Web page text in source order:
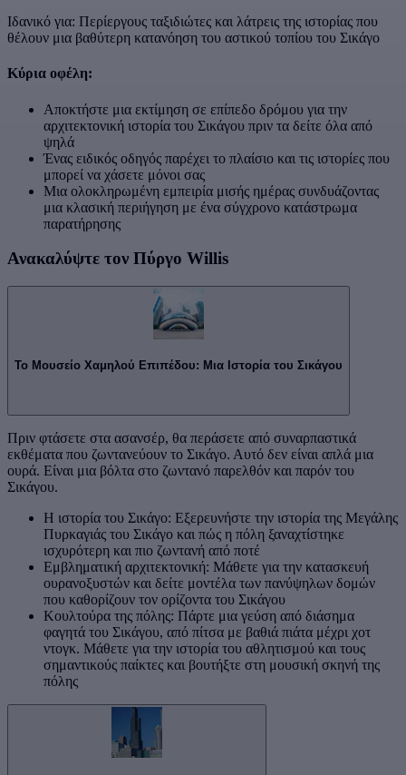
Ιδανικό για: Περίεργους ταξιδιώτες και λάτρεις της ιστορίας που
θέλουν μια βαθύτερη κατανόηση του αστικού τοπίου του Σικάγο
Κύρια οφέλη:
Αποκτήστε μια εκτίμηση σε επίπεδο δρόμου για την
αρχιτεκτονική ιστορία του Σικάγου πριν τα δείτε όλα από
ψηλά
Ένας ειδικός οδηγός παρέχει το πλαίσιο και τις ιστορίες που
μπορεί να χάσετε μόνοι σας
Μια ολοκληρωμένη εμπειρία μισής ημέρας συνδυάζοντας
μια κλασική περιήγηση με ένα σύγχρονο κατάστρωμα
παρατήρησης
Ανακαλύψτε τον Πύργο Willis
Το Μουσείο Χαμηλού Επιπέδου: Μια Ιστορία του Σικάγου
Πριν φτάσετε στα ασανσέρ, θα περάσετε από συναρπαστικά
εκθέματα που ζωντανεύουν το Σικάγο. Αυτό δεν είναι απλά μια
ουρά. Είναι μια βόλτα στο ζωντανό παρελθόν και παρόν του
Σικάγου.
Η ιστορία του Σικάγο: Εξερευνήστε την ιστορία της Μεγάλης
Πυρκαγιάς του Σικάγο και πώς η πόλη ξαναχτίστηκε
ισχυρότερη και πιο ζωντανή από ποτέ
Εμβληματική αρχιτεκτονική: Μάθετε για την κατασκευή
ουρανοξυστών και δείτε μοντέλα των πανύψηλων δομών
που καθορίζουν τον ορίζοντα του Σικάγου
Κουλτούρα της πόλης: Πάρτε μια γεύση από διάσημα
φαγητά του Σικάγου, από πίτσα με βαθιά πιάτα μέχρι χοτ
ντογκ. Μάθετε για την ιστορία του αθλητισμού και τους
σημαντικούς παίκτες και βουτήξτε στη μουσική σκηνή της
πόλης